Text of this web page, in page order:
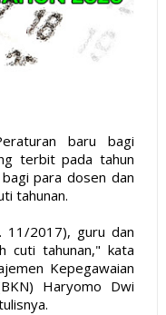
baru bagi
terbit pada tahun
para dosen dan
tahunan.
11/2017), guru dan
cuti tahunan," kata
Kepegawaian
Haryomo Dwi